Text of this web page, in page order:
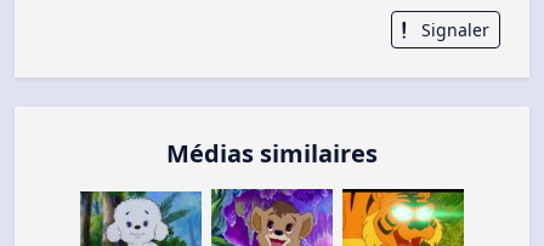
Signaler
Médias similaires